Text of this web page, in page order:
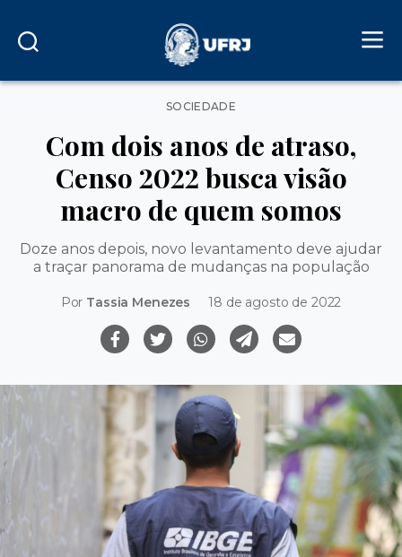
Categorias
SOCIEDADE
Com dois anos de atraso,
Censo 2022 busca visão
macro de quem somos
Doze anos depois, novo levantamento deve ajudar
a traçar panorama de mudanças na população
Por Tassia Menezes 18 de agosto de 2022